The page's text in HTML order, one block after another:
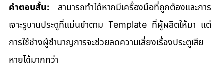
คำตอบสั้น: สามารถทำได้หากมีเครื่องมือที่ถูกต้องและการ
เจาะรูบานประตูที่แม่นยำตาม Template ที่ผู้ผลิตให้มา แต่
การใช้ช่างผู้ชำนาญการจะช่วยลดความเสี่ยงเรื่องประตูเสีย
หายได้มากกว่า